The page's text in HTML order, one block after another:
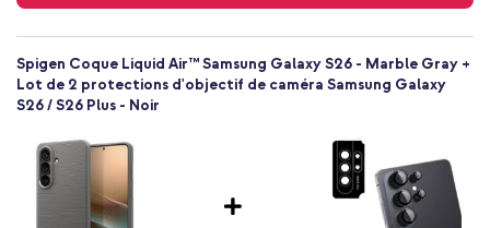
Spigen Coque Liquid Air™ Samsung Galaxy S26 - Marble Gray +
Lot de 2 protections d'objectif de caméra Samsung Galaxy
S26 / S26 Plus - Noir